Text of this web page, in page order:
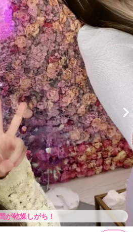
が乾燥しがち！